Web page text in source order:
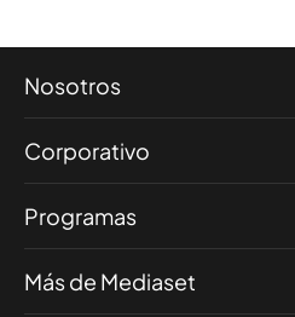
Nosotros
Corporativo
Programas
Más de Mediaset